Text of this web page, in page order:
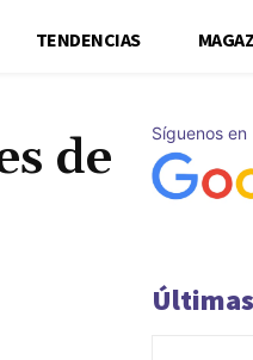
TENDENCIAS
de
Síguenos en